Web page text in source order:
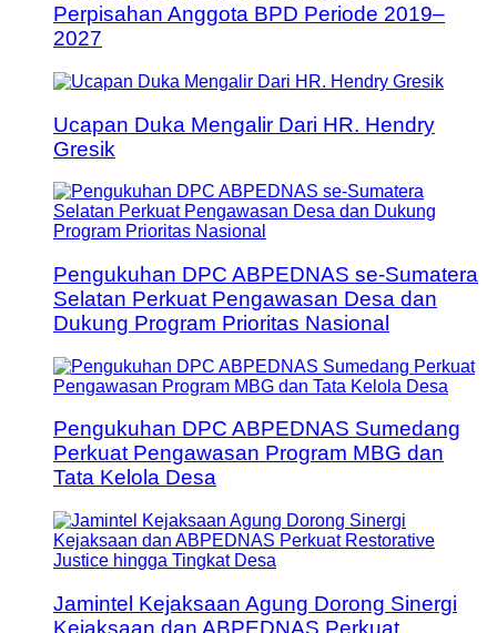
Perpisahan Anggota BPD Periode 2019–
2027
Ucapan Duka Mengalir Dari HR. Hendry
Gresik
Pengukuhan DPC ABPEDNAS se-Sumatera
Selatan Perkuat Pengawasan Desa dan
Dukung Program Prioritas Nasional
Pengukuhan DPC ABPEDNAS Sumedang
Perkuat Pengawasan Program MBG dan
Tata Kelola Desa
Jamintel Kejaksaan Agung Dorong Sinergi
Kejaksaan dan ABPEDNAS Perkuat